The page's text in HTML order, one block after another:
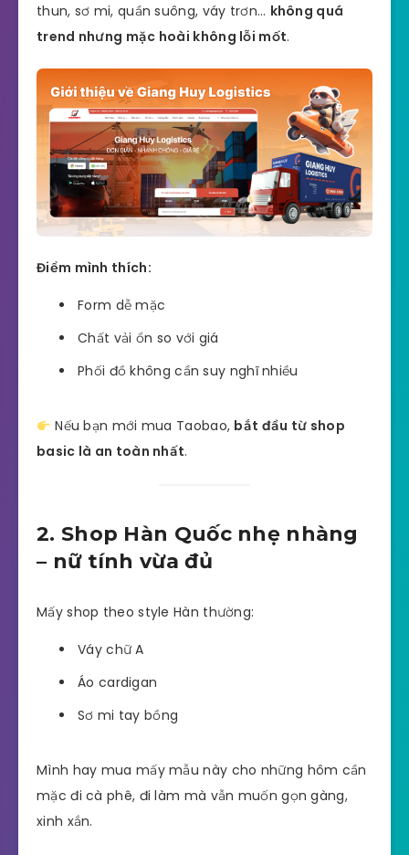
thun, sơ mi, quần suông, váy trơn… không quá
trend nhưng mặc hoài không lỗi mốt.
Điểm mình thích:
Form dễ mặc
Chất vải ổn so với giá
Phối đồ không cần suy nghĩ nhiều
Nếu bạn mới mua Taobao, bắt đầu từ shop
basic là an toàn nhất.
2. Shop Hàn Quốc nhẹ nhàng
– nữ tính vừa đủ
Mấy shop theo style Hàn thường:
Váy chữ A
Áo cardigan
Sơ mi tay bồng
Mình hay mua mấy mẫu này cho những hôm cần
mặc đi cà phê, đi làm mà vẫn muốn gọn gàng,
xinh xắn.